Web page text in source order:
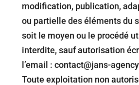
modification, publication,
ou partielle des éléments du
soit le moyen ou le procédé
interdite, sauf autorisation
l’email : contact@jans-
Toute exploitation non